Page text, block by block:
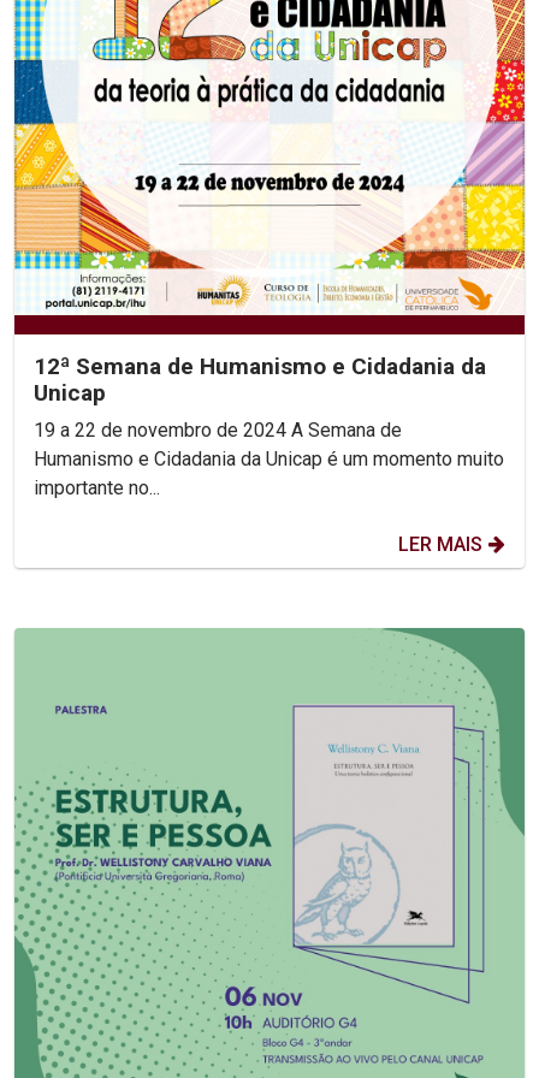
12ª Semana de Humanismo e Cidadania da
Unicap
19 a 22 de novembro de 2024 A Semana de
Humanismo e Cidadania da Unicap é um momento muito
importante no...
LER MAIS